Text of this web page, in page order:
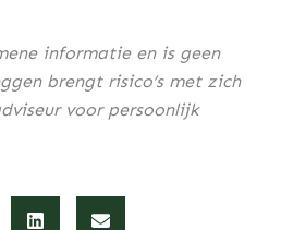
informatie en is geen
brengt risico’s met zich
voor persoonlijk